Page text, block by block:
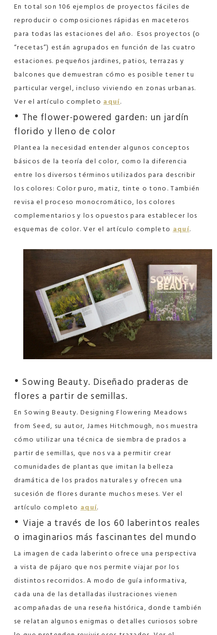
En total son 106 ejemplos de proyectos fáciles de
reproducir o composiciones rápidas en maceteros
para todas las estaciones del año. Esos proyectos (o
“recetas”) están agrupados en función de las cuatro
estaciones. pequeños jardines, patios, terrazas y
balcones que demuestran cómo es posible tener tu
particular vergel, incluso viviendo en zonas urbanas.
Ver el artículo completo aquí.
• The flower-powered garden: un jardín
florido y lleno de color
Plantea la necesidad entender algunos conceptos
básicos de la teoría del color, como la diferencia
entre los diversos términos utilizados para describir
los colores: Color puro, matiz, tinte o tono. También
revisa el proceso monocromático, los colores
complementarios y los opuestos para establecer los
esquemas de color. Ver el artículo completo aquí.
• Sowing Beauty. Diseñado praderas de
flores a partir de semillas.
En Sowing Beauty. Designing Flowering Meadows
from Seed, su autor, James Hitchmough, nos muestra
cómo utilizar una técnica de siembra de prados a
partir de semillas, que nos va a permitir crear
comunidades de plantas que imitan la belleza
dramática de los prados naturales y ofrecen una
sucesión de flores durante muchos meses. Ver el
artículo completo aquí.
• Viaje a través de los 60 laberintos reales
o imaginarios más fascinantes del mundo
La imagen de cada laberinto ofrece una perspectiva
a vista de pájaro que nos permite viajar por los
distintos recorridos. A modo de guía informativa,
cada una de las detalladas ilustraciones vienen
acompañadas de una reseña histórica, donde también
se relatan algunos enigmas o detalles curiosos sobre